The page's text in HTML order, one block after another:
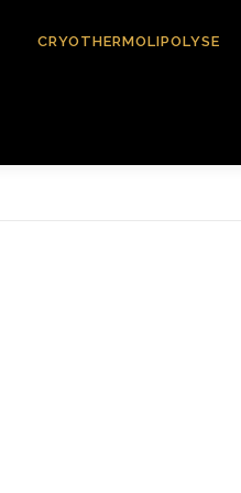
CRYOTHERMOLIPOLYSE